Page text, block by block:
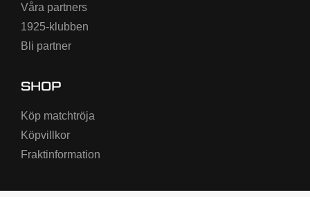
Våra partners
1925-klubben
Bli partner
SHOP
Köp matchtröja
Köpvillkor
Fraktinformation